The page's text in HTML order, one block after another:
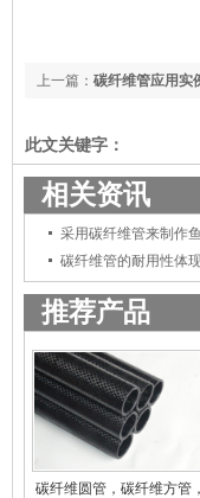
上一篇： 碳纤维管应用实
此文关键字：
相关资讯
采用碳纤维管来制作
碳纤维管的耐用性体
推荐产品
碳纤维圆管，碳纤维方管，